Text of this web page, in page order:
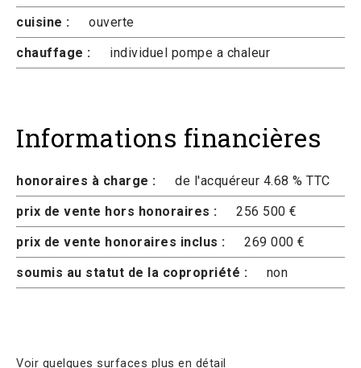
cuisine :
ouverte
chauffage :
individuel pompe a chaleur
Informations financières
honoraires à charge :
de l'acquéreur 4.68 % TTC
prix de vente hors honoraires :
256 500 €
prix de vente honoraires inclus :
269 000 €
soumis au statut de la copropriété :
non
Voir quelques surfaces plus en détail